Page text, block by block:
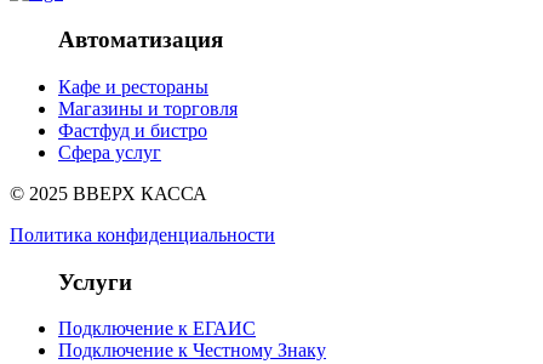
Автоматизация
Кафе и рестораны
Магазины и торговля
Фастфуд и бистро
Сфера услуг
© 2025 ВВЕРХ КАССА
Политика конфиденциальности
Услуги
Подключение к ЕГАИС
Подключение к Честному Знаку